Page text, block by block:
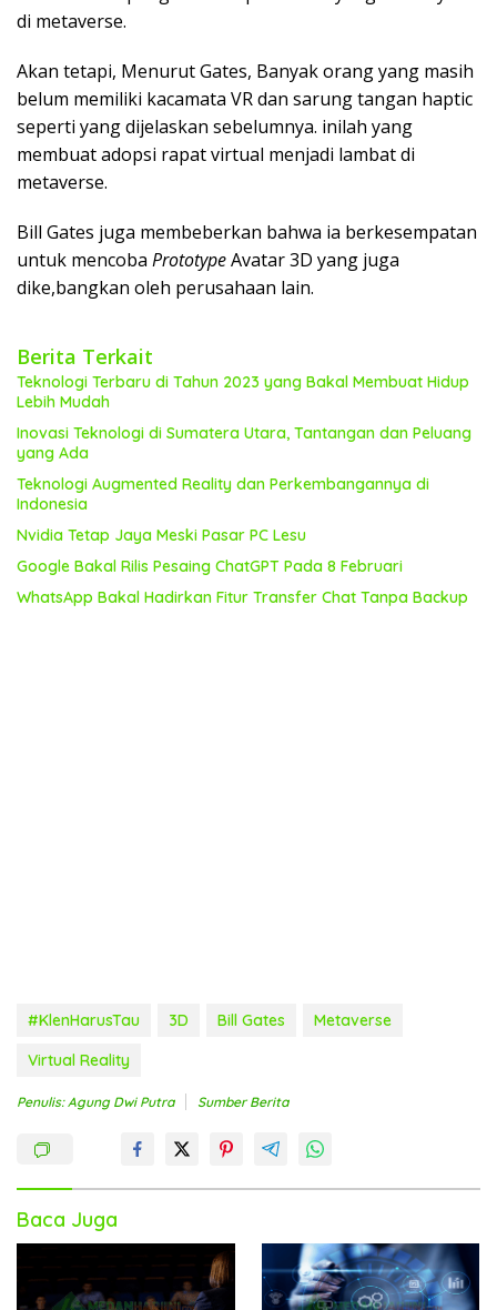
di metaverse.
Akan tetapi, Menurut Gates, Banyak orang yang masih
belum memiliki kacamata VR dan sarung tangan haptic
seperti yang dijelaskan sebelumnya. inilah yang
membuat adopsi rapat virtual menjadi lambat di
metaverse.
Bill Gates juga membeberkan bahwa ia berkesempatan
untuk mencoba PrototypeAvatar 3D yang juga
dike,bangkan oleh perusahaan lain.
Berita Terkait
Teknologi Terbaru di Tahun 2023 yang Bakal Membuat Hidup
Lebih Mudah
Inovasi Teknologi di Sumatera Utara, Tantangan dan Peluang
yang Ada
Teknologi Augmented Reality dan Perkembangannya di
Indonesia
Nvidia Tetap Jaya Meski Pasar PC Lesu
Google Bakal Rilis Pesaing ChatGPT Pada 8 Februari
WhatsApp Bakal Hadirkan Fitur Transfer Chat Tanpa Backup
#KlenHarusTau 3D Bill Gates
Metaverse
Virtual Reality
Penulis: Agung Dwi Putra Sumber Berita
Baca Juga